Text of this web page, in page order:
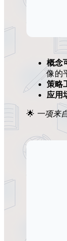
概念
像的
策略
应用
🌟 一项来